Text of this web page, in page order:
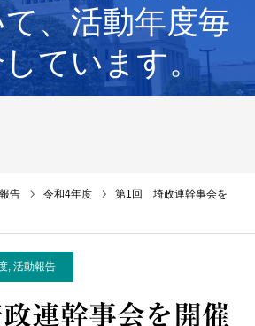
、活動年度毎
ています。
告 令和4年度
第1回 埼政連幹事会を
, 活動報告
連幹事会を開催